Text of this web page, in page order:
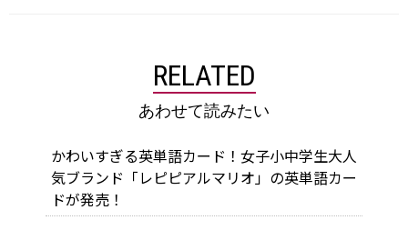
RELATED
あわせて読みたい
かわいすぎる英単語カード！女子小中学生大人
気ブランド「レピピアルマリオ」の英単語カー
ドが発売！